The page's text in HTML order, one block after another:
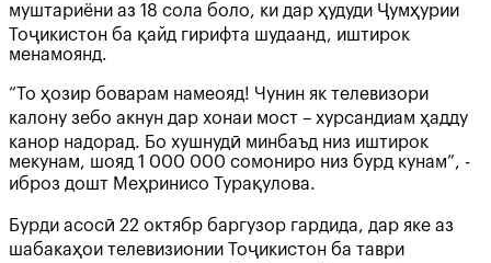
муштариёни аз 18 сола боло, ки дар ҳудуди Ҷумҳурии
Тоҷикистон ба қайд гирифта шудаанд, иштирок
менамоянд.
“То ҳозир боварам намеояд! Чунин як телевизори
калону зебо акнун дар хонаи мост – хурсандиам ҳадду
канор надорад. Бо хушнудӣ минбаъд низ иштирок
мекунам, шояд 1 000 000 сомониро низ бурд кунам”, -
иброз дошт Меҳринисо Турақулова.
Бурди асосӣ 22 октябр баргузор гардида, дар яке аз
шабакаҳои телевизионии Тоҷикистон ба таври